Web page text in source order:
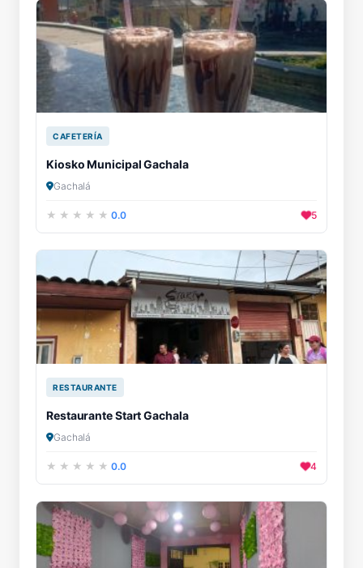
CAFETERÍA
Kiosko Municipal Gachala
Gachalá
0.0 5
RESTAURANTE
Restaurante Start Gachala
Gachalá
0.0 4